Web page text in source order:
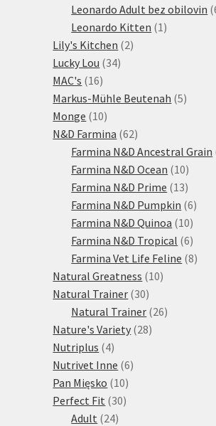
produktů
Leonardo Adult bez obilovin
Leonardo Kitten 1 1
Lily's Kitchen 22
Lucky Lou 3434
MAC's 1616
produktů
Markus-Mühle Beutenah 55
Monge 1010
produktů
N&D Farmina 6262
produktů
Farmina N&D Ancestral Grain
Farmina N&D Ocean 1010
Farmina N&D Prime 1313
Farmina N&D Pumpkin 66
Farmina N&D Quinoa 1010
Farmina N&D Tropical 66
Farmina Vet Life Feline 88
Natural Greatness 1010
Natural Trainer 3030
produktů
Natural Trainer 2626
Nature's Variety 2828
Nutriplus 44
produkty
Nutrivet Inne 66
Pan Mięsko 1010
produktů
Perfect Fit 3030
Adult 2424